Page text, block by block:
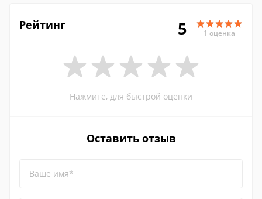
Рейтинг 5 1 оценка
Нажмите, для быстрой оценки
Оставить отзыв
Ваше имя*